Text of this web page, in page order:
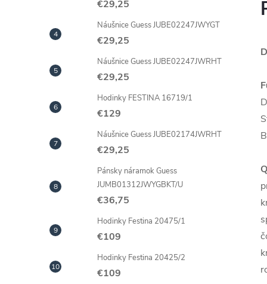
€29,25
Náušnice Guess JUBE02247JWYGT
€29,25
Náušnice Guess JUBE02247JWRHT
€29,25
Hodinky FESTINA 16719/1
€129
Náušnice Guess JUBE02174JWRHT
€29,25
Pánsky náramok Guess
JUMB01312JWYGBKT/U
€36,75
Hodinky Festina 20475/1
€109
Hodinky Festina 20425/2
€109